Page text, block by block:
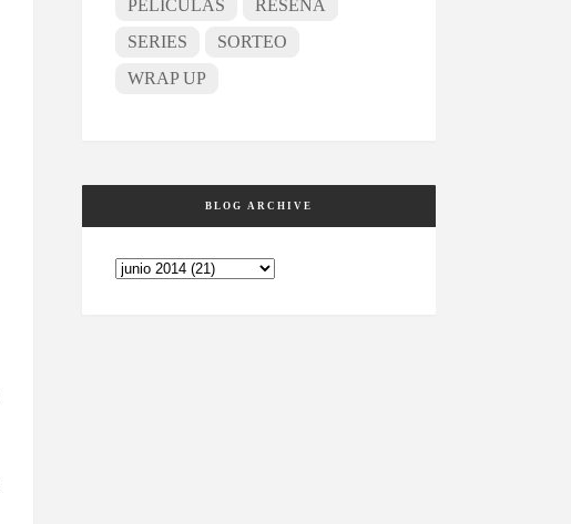
PELÍCULAS
RESEÑA
SERIES
SORTEO
WRAP UP
BLOG ARCHIVE